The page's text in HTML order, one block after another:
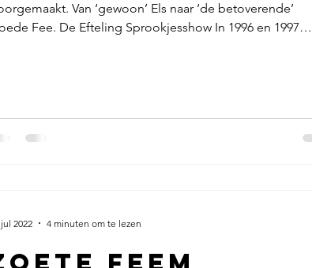
Van ‘gewoon’ Els naar ‘de betoverende’
Fee. De Efteling Sprookjesshow In 1996 en 1997
Bij de Sprookjesshow hadden we een vaste
kinderen die bijna elke show aanwezig w
2022 4 minuten om te lezen